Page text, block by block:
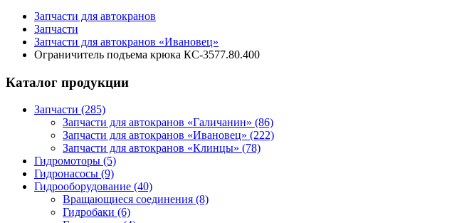
Запчасти для автокранов
Запчасти
Запчасти для автокранов «Ивановец»
Ограничитель подъема крюка КС-3577.80.400
Каталог продукции
Запчасти (285)
Запчасти для автокранов «Галичанин» (86)
Запчасти для автокранов «Ивановец» (222)
Запчасти для автокранов «Клинцы» (78)
Гидромоторы (5)
Гидронасосы (9)
Гидрооборудование (40)
Вращающиеся соединения (8)
Гидробаки (6)